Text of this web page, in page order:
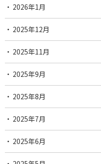
2026年1月
2025年12月
2025年11月
2025年9月
2025年8月
2025年7月
2025年6月